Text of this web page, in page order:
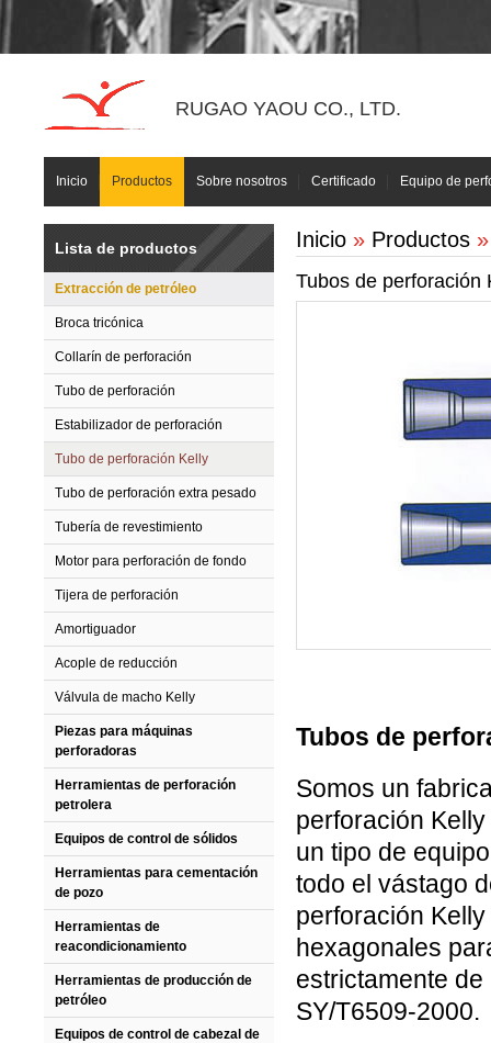
RUGAO YAOU CO., LTD.
Inicio Productos Sobre nosotros Certificado Equipo de
Lista de productos
Extracción de petróleo
Broca tricónica
Collarín de perforación
Tubo de perforación
Estabilizador de perforación
Tubo de perforación Kelly
Tubo de perforación extra pesado
Tubería de revestimiento
Motor para perforación de fondo
Tijera de perforación
Amortiguador
Acople de reducción
Válvula de macho Kelly
Piezas para máquinas
perforadoras
Herramientas de perforación
petrolera
Equipos de control de sólidos
Herramientas para cementación
de pozo
Herramientas de
reacondicionamiento
Herramientas de producción de
petróleo
Equipos de control de cabezal de
Inicio » Productos
Tubos de perforación
Tubos de
Somos un
perforación
un tipo de
todo el vástago
perforación
hexagonales
estrictamente
SY/T6509-2000.